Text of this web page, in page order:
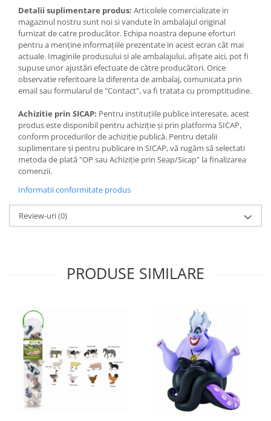
Jocuri cu litere
Jocuri cu numere
Jocuri de indemanare
Jocuri de carti
Jocuri interactive
Jocuri de podea
Carti pe alese
Carti pentru copii 1 an
Carti pentru copii 2 ani
Carti pentru copii 3 ani
Carti pentru copii 4 ani
Carti pentru copii 5 ani
Carti de colorat
Cadouri copii
Ceasuri copii
Cutii muzicale
Idei cadou fetite
Cadouri bebelusi
Cadouri ieftine pentru copii
Detalii suplimentare produs: Articolele comercializate in
magazinul nostru sunt noi si vandute în ambalajul original
furnizat de catre producător. Echipa noastra depune eforturi
pentru a menține informațiile prezentate in acest ecran cât mai
actuale. Imaginile produsului si ale ambalajului, afișate aici, pot fi
supuse unor ajustări efectuate de către producători. Orice
observatie referitoare la diferenta de ambalaj, comunicata prin
email sau formularul de "Contact", va fi tratata cu promptitudine.
Achizitie prin SICAP: Pentru instituțiile publice interesate, acest
produs este disponibil pentru achiziție și prin platforma SICAP,
conform procedurilor de achiziție publică. Pentru detalii
suplimentare și pentru publicare in SICAP, vă rugăm să selectati
metoda de plată "OP sau Achiziție prin Seap/Sicap" la finalizarea
comenzii.
Informatii conformitate produs
Review-uri(0)
PRODUSE SIMILARE